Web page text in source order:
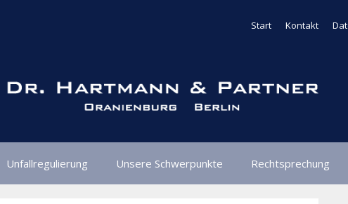
Start Kontakt
Unfallregulierung Unsere Schwerpunkte Rechtsprechung